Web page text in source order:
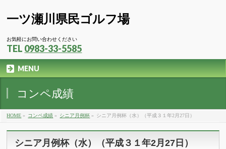
一ツ瀬川県民ゴルフ場
お気軽にお問い合わせください
TEL 0983-33-5585
MENU
コンペ成績
HOME » コンペ成績 » シニア月例杯 » シニア月例杯（水）（平成３１年2月27日）
シニア月例杯（水）（平成３１年2月27日）